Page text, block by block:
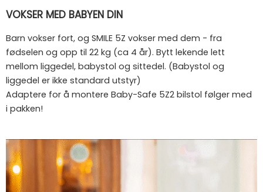
VOKSER MED BABYEN DIN
Barn vokser fort, og SMILE 5Z vokser med dem - fra
fødselen og opp til 22 kg (ca 4 år). Bytt lekende lett
mellom liggedel, babystol og sittedel. (Babystol og
liggedel er ikke standard utstyr)
Adaptere for å montere Baby-Safe 5Z2 bilstol følger med
i pakken!